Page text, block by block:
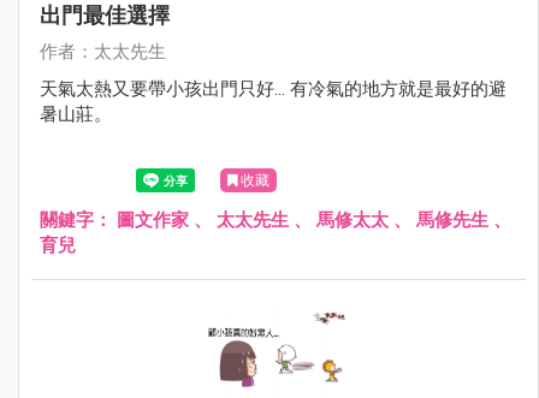
出門最佳選擇
作者：太太先生
天氣太熱又要帶小孩出門只好... 有冷氣的地方就是最好的避
暑山莊。
收藏
關鍵字： 圖文作家 、 太太先生 、 馬修太太 、 馬修先生 、
育兒